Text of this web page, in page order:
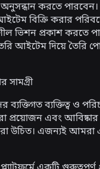
করতে
বিক্রি করার
ভিশন প্রকাশ করতে
আইটেম দিয়ে তৈরি
ব্যক্তিত্ব ও
প্রয়োজন এবং
উচিত। এজন্যই